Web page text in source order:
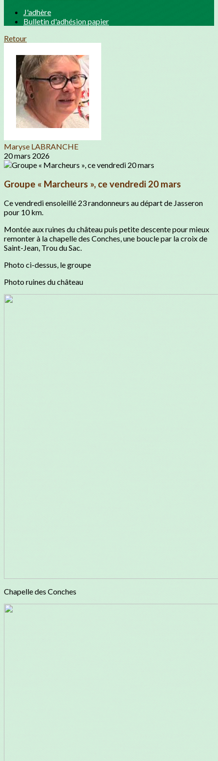
J'adhère
Bulletin d'adhésion papier
Retour
Maryse LABRANCHE
20 mars 2026
Groupe « Marcheurs », ce vendredi 20 mars
Ce vendredi ensoleillé 23 randonneurs au départ de Jasseron
pour 10 km.
Montée aux ruines du château puis petite descente pour mieux
remonter à la chapelle des Conches, une boucle par la croix de
Saint-Jean, Trou du Sac.
Photo ci-dessus, le groupe
Photo ruines du château
Chapelle des Conches